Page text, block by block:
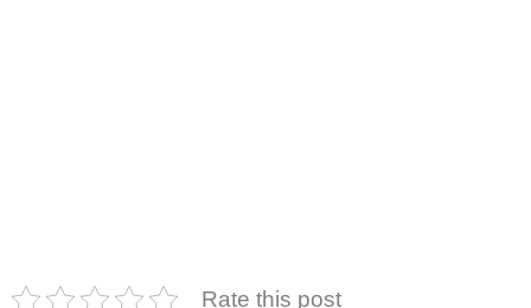
Rate this post